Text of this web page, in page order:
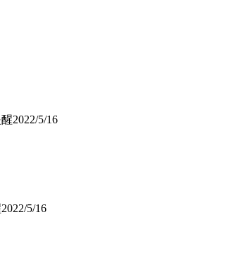
2022/5/16
2022/5/16